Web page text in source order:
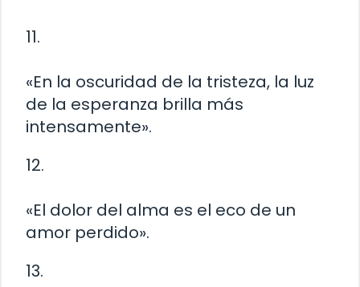
11.
«En la oscuridad de la tristeza, la luz
de la esperanza brilla más
intensamente».
12.
«El dolor del alma es el eco de un
amor perdido».
13.